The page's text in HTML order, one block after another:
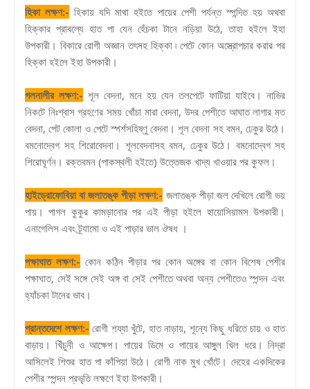
হিকা লক্ষণ:- হিকায় যদি মাথা হইতে পায়ের পেশী পর্যন্ত স্পন্দিত হয় অথবা
হিক্কার প্রাবল্যে হাত পা যেন হেঁচকা টানে নড়িয়া উঠে, তাহা হইলে ইহা
উপকারী। বিকারে রোগী অজ্ঞান তৎসহ হিক্কা ৷ পেটে কোন অস্ত্রোপচার করার পর
হিক্কা হইলে ইহা উপকারী।
গলনালীর লক্ষণ:- শূল বেদনা, মনে হয় যেন তলপেটে ফাটিয়া যাইবে। নাভির
নিকটে নিঃশ্বাস গ্রহণের সময় খোঁচা মারা বেদনা, উদর পেশীতে আঘাত লাগার মত
বেদনা, পেট কোলা ও পেটে স্পর্শসহিষ্ণু বেদনা। শূল বেদনা সহ বমন, ঢেকুর উঠে।
বমনোদ্বেগ সহ শিরোবেদনা। শূলবেদনাসহ বমন, ঢেকুর উঠে। বমনোদ্বেগ সহ
শিরোঘূর্ণন। রক্তবমন (পাকস্থলী হইতে) উত্তেজক খাদ্য খাওয়ার পর কুফল।
হাইড্রোফোবিয়া বা জলাতঙ্ক পীড়া লক্ষণ:- জলাতঙ্ক পীড়া জল দেখিলে রোগী ভয়
পায়। পাগল কুকুর কামড়ানোর পর এই পীড়া হইলে হায়োসিয়ামস উপকারী।
এনাগেলিস এবং ট্র্যামো ও এই পাড়ার ভাল ঔষধ ।
পক্ষাঘাত লক্ষণ:- কোন কঠিন পীড়ার পর কোন অঙ্গের বা কোন বিশেষ পেশীর
পক্ষাঘাত, সেই সঙ্গে সেই অঙ্গ বা সেই পেশীতে অথবা অন্য পেশীতেও স্পন্দন এবং
হ্যাঁচকা টানের ভাব।
প্রান্তদেশে লক্ষণ:- রোগী শয্যা খুঁটে, হাত নাড়ায়, শূন্যে কিছু ধরিতে চায় ও হাত
বাড়ায়। খিঁচুনী ও আক্ষেপ। পায়ের ডিমে ও পায়ের আঙ্গুল খিল ধরে। নিদ্রা
আসিলেই শিশুর হাত পা কাঁপিয়া উঠে। রোগী নাক মুখ খোঁটে। দেহের একদিকের
পেশীর স্পন্দন প্রভৃতি লক্ষণে ইহা উপকারী।